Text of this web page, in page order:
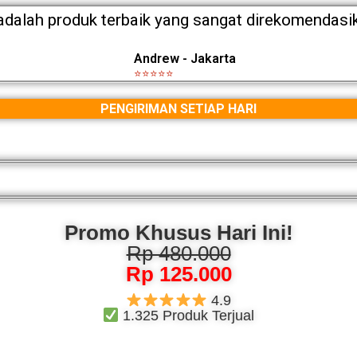
produk terbaik yang sangat
Andrew - Jakarta
⭐⭐⭐⭐⭐
PENGIRIMAN SETIAP HARI
Promo Khusus Hari Ini!
Rp 480.000
Rp 125.000
4.9
1.325 Produk Terjual